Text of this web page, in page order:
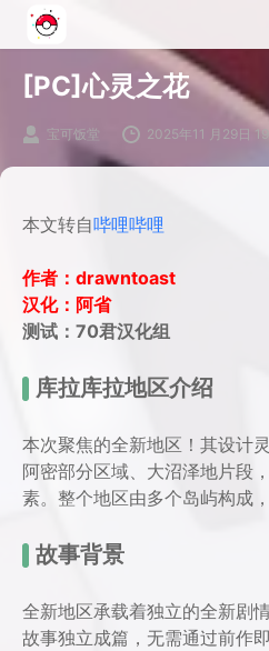
[PC]心灵之花
宝可饭堂 2025年11 月29日 19
本文转自哔哩哔哩
作者：drawntoast
汉化：阿省
测试：70君汉化组
库拉库拉地区介绍
本次聚焦的全新地区！其设计
阿密部分区域、大沼泽地片段
素。整个地区由多个岛屿构成
故事背景
全新地区承载着独立的全新剧
故事独立成篇，无需通过前作